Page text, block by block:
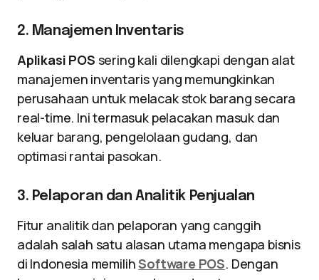
2. Manajemen Inventaris
Aplikasi POS sering kali dilengkapi dengan alat
manajemen inventaris yang memungkinkan
perusahaan untuk melacak stok barang secara
real-time. Ini termasuk pelacakan masuk dan
keluar barang, pengelolaan gudang, dan
optimasi rantai pasokan.
3. Pelaporan dan Analitik Penjualan
Fitur analitik dan pelaporan yang canggih
adalah salah satu alasan utama mengapa bisnis
di Indonesia memilihSoftware POS. Dengan